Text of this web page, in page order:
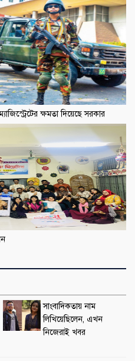
ক্ষমতা দিয়েছে সরকার
সাংবাদিকতায় নাম
লিখিয়েছিলেন, এখন
নিজেরাই খবর